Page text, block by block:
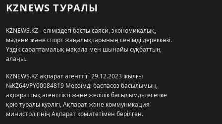
KZNEWS ТУРАЛЫ
KZNEWS.KZ - еліміздегі басты саяси, экономикалық,
мәдени және спорт жаңалықтарының сенімді дереккөзі.
Үздік сараптамалық мақала мен шынайы сұқбаттың
алаңы.
KZNEWS.KZ ақпарат агенттігі 29.12.2023 жылғы
№KZ64VPY00084819 Мерзімді баспасөз басылымын,
ақпараттық агенттікті және желілік басылымды есепке
қою туралы куәлігі, Ақпарат және коммуникация
министрлігінің Ақпарат комитетімен берілген.